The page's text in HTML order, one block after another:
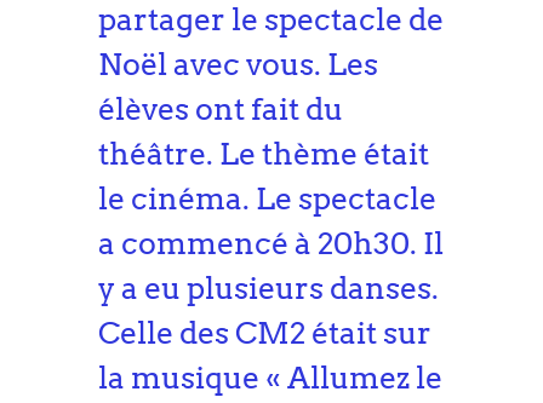
partager le spectacle de
Noël avec vous. Les
élèves ont fait du
théâtre. Le thème était
le cinéma. Le spectacle
a commencé à 20h30. Il
y a eu plusieurs danses.
Celle des CM2 était sur
la musique « Allumez le